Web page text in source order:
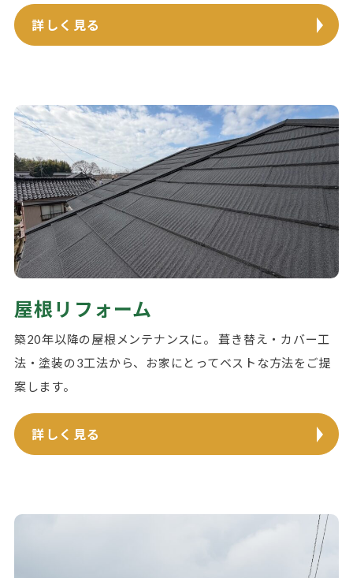
詳しく見る
屋根リフォーム
築20年以降の屋根メンテナンスに。 葺き替え・カバー工
法・塗装の3工法から、お家にとってベストな方法をご提
案します。
詳しく見る